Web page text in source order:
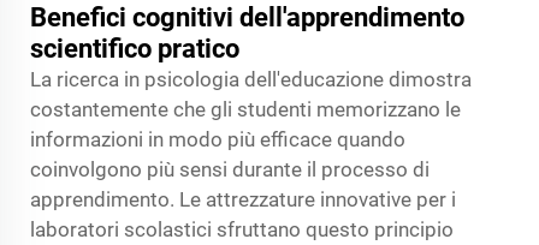
Benefici cognitivi dell'apprendimento
scientifico pratico
La ricerca in psicologia dell'educazione dimostra
costantemente che gli studenti memorizzano le
informazioni in modo più efficace quando
coinvolgono più sensi durante il processo di
apprendimento. Le attrezzature innovative per i
laboratori scolastici sfruttano questo principio